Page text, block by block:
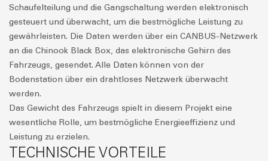
Schaufelteilung und die Gangschaltung werden elektronisch
gesteuert und überwacht, um die bestmögliche Leistung zu
gewährleisten. Die Daten werden über ein CANBUS-Netzwerk
an die Chinook Black Box, das elektronische Gehirn des
Fahrzeugs, gesendet. Alle Daten können von der
Bodenstation über ein drahtloses Netzwerk überwacht
werden.
Das Gewicht des Fahrzeugs spielt in diesem Projekt eine
wesentliche Rolle, um bestmögliche Energieeffizienz und
Leistung zu erzielen.
TECHNISCHE VORTEILE